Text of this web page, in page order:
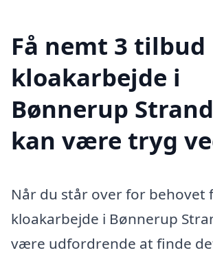
Få nemt 3 tilbud
kloakarbejde i
Bønnerup
kan være tryg
Når du står over for behovet
kloakarbejde i Bønnerup
være udfordrende at finde